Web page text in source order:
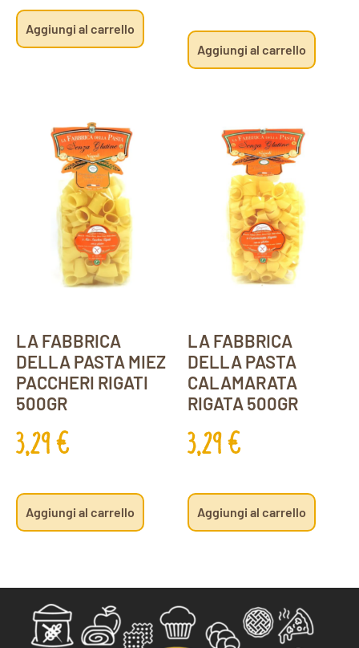
Aggiungi al carrello
Aggiungi al carrello
LA FABBRICA
DELLA PASTA MIEZ
PACCHERI RIGATI
500GR
3,29€
Aggiungi al carrello
LA FABBRICA
DELLA PASTA
CALAMARATA
RIGATA 500GR
3,29€
Aggiungi al carrello